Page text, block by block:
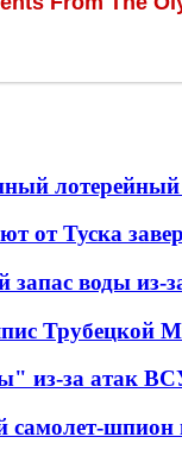
от Туска
запас воды из-
Трубецкой
из-за атак
самолет-